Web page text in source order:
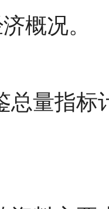
概况。
总量指标